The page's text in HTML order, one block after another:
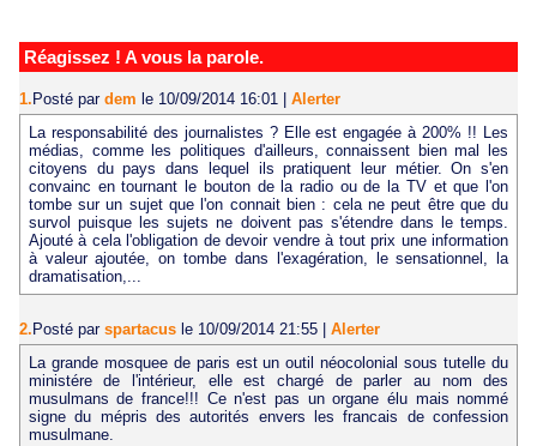
Réagissez ! A vous la parole.
1. Posté par dem le 10/09/2014 16:01
Alerter
La responsabilité des journalistes ? Elle est engagée à 200% !! Les
médias, comme les politiques d'ailleurs, connaissent bien mal les
citoyens du pays dans lequel ils pratiquent leur métier. On s'en
convainc en tournant le bouton de la radio ou de la TV et que l'on
tombe sur un sujet que l'on connait bien : cela ne peut être que du
survol puisque les sujets ne doivent pas s'étendre dans le temps.
Ajouté à cela l'obligation de devoir vendre à tout prix une information
à valeur ajoutée, on tombe dans l'exagération, le sensationnel, la
dramatisation,...
2. Posté par spartacus le 10/09/2014 21:55
Alerter
La grande mosquee de paris est un outil néocolonial sous tutelle du
ministére de l'intérieur, elle est chargé de parler au nom des
musulmans de france!!! Ce n'est pas un organe élu mais nommé
signe du mépris des autorités envers les francais de confession
musulmane.